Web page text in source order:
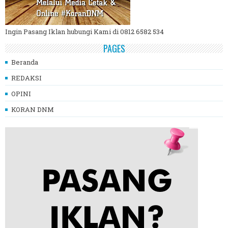
Ingin Pasang Iklan hubungi Kami di 0812 6582 534
PAGES
Beranda
REDAKSI
OPINI
KORAN DNM